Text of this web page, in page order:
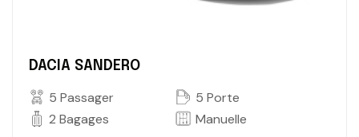
DACIA SANDERO
5 Passager
5 Porte
2 Bagages
Manuelle